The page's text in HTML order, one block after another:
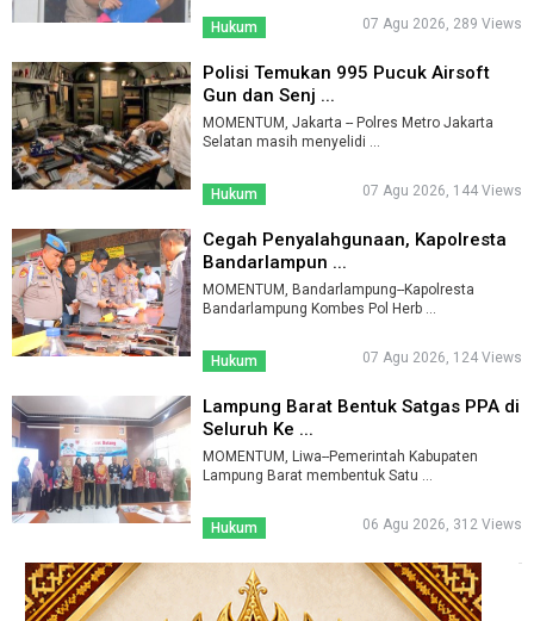
Hukum 07 Agu 2026, 289 Views
Polisi Temukan 995 Pucuk Airsoft
Gun dan Senj ...
MOMENTUM, Jakarta -- Polres Metro Jakarta
Selatan masih menyelidi ...
Hukum 07 Agu 2026, 144 Views
Cegah Penyalahgunaan, Kapolresta
Bandarlampun ...
MOMENTUM, Bandarlampung--Kapolresta
Bandarlampung Kombes Pol Herb ...
Hukum 07 Agu 2026, 124 Views
Lampung Barat Bentuk Satgas PPA di
Seluruh Ke ...
MOMENTUM, Liwa--Pemerintah Kabupaten
Lampung Barat membentuk Satu ...
Hukum 06 Agu 2026, 312 Views